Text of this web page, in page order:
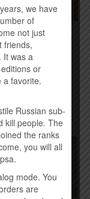
– КОТЛЕТА
(2015)
грн.
we have
of
not just
friends,
It was a
or
a favorite.
Russian sub-
kill people. The
the ranks
you will all
mode. You
are